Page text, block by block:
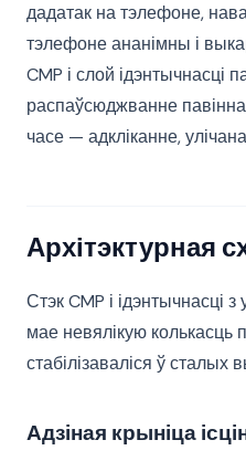
дадатак на тэлефоне,
тэлефоне ананімны і
CMP і слой ідэнтычнасці
распаўсюджванне
часе — адкліканне,
Архітэктурная
Стэк CMP і ідэнтычнасці
мае невялікую
стабілізаваліся ў
Адзіная крыніца